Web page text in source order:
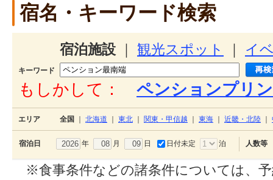
宿名・キーワード検索
宿泊施設 観光スポット イ
キーワード
もしかして： ペンションプリ
エリア 全国 北海道 東北 関東・甲信越 東海 近畿・北陸
宿泊日 年 月 日 日付未定 泊 人数等
※食事条件などの諸条件については、